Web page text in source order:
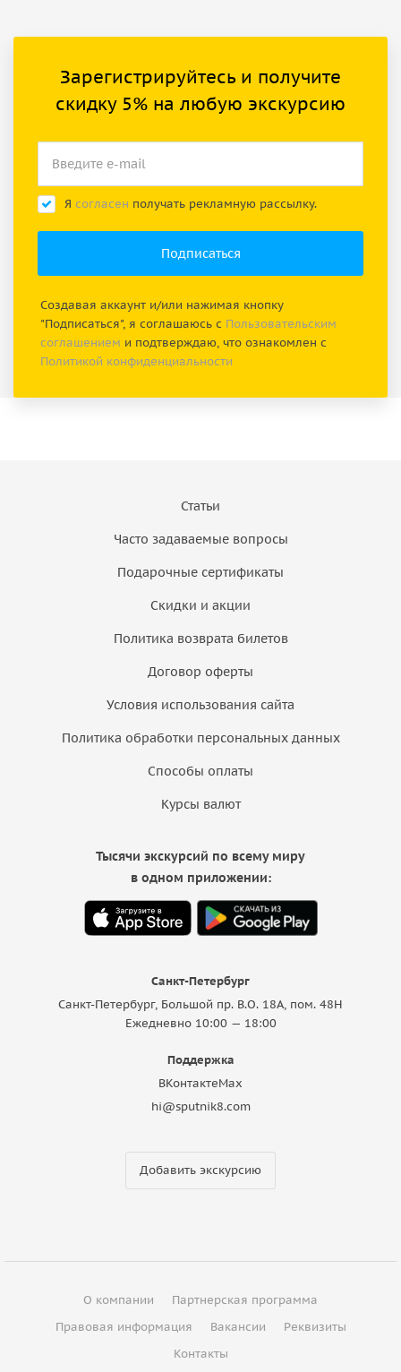
Зарегистрируйтесь и получите
скидку 5% на любую экскурсию
Я согласен получать рекламную рассылку.
Создавая аккаунт и/или нажимая кнопку
"Подписаться", я соглашаюсь с Пользовательским
соглашением и подтверждаю, что ознакомлен с
Политикой конфиденциальности
Статьи
Часто задаваемые вопросы
Подарочные сертификаты
Скидки и акции
Политика возврата билетов
Договор оферты
Условия использования сайта
Политика обработки персональных данных
Способы оплаты
Курсы валют
Санкт-Петербург
Санкт-Петербург, Большой пр. В.О. 18A, пом. 48Н
Ежедневно 10:00 — 18:00
Поддержка
ВКонтактеMax
hi@sputnik8.com
Добавить экскурсию
Тысячи экскурсий по всему миру
в одном приложении:
О компании
Партнерская программа
Правовая информация
Вакансии
Реквизиты
Контакты